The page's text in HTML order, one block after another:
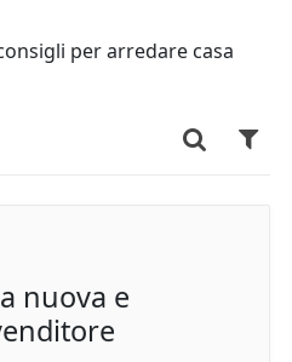
per arredare casa
nuova e